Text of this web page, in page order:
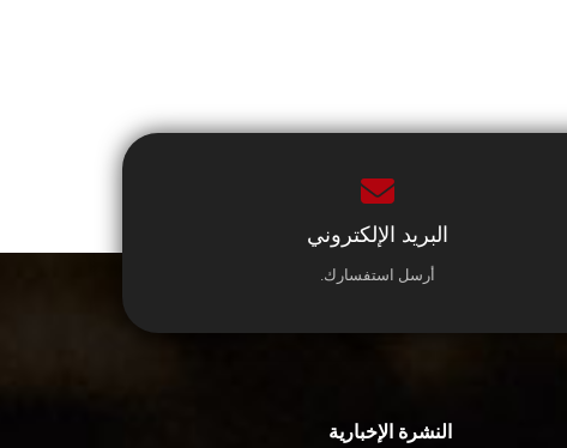
البريد الإلكتروني
أرسل استفسارك.
النشرة الإخبارية